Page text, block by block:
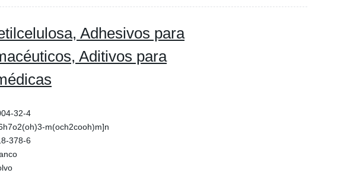
Adhesivos para
Aditivos para
32-4
m(och2cooh)m]n
378-6